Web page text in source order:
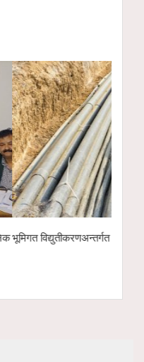
‘चार्ज’ गरिँदै
पोखरा रङ्गशालाको